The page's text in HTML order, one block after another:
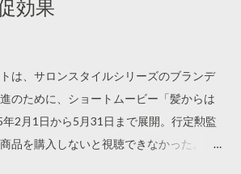
効果
は、サロンスタイルシリーズのブランデ
のために、ショートムービー「髪からは
2月1日から5月31日まで展開。行定勲監
品を購入しないと視聴できなかった。同